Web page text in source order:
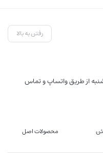
رفتن به بالا
تا پنج شنبه از طریق واتساپ و تماس
محصولات اصل